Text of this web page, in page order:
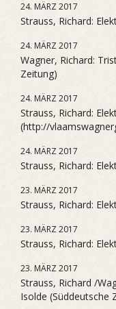
24. MÄRZ 2017
Strauss, Richard:
24. MÄRZ 2017
Wagner, Richard:
Zeitung)
24. MÄRZ 2017
Strauss, Richard:
(http://
24. MÄRZ 2017
Strauss, Richard:
23. MÄRZ 2017
Strauss, Richard:
23. MÄRZ 2017
Strauss, Richard:
23. MÄRZ 2017
Strauss, Richard /
Isolde (Süddeutsche